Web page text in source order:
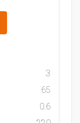
3
65
0.6